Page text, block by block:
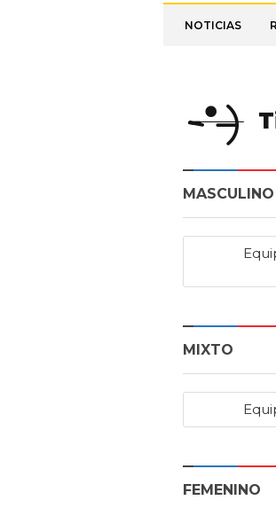
NOTICIAS
MASCULINO
MIXTO
FEMENINO